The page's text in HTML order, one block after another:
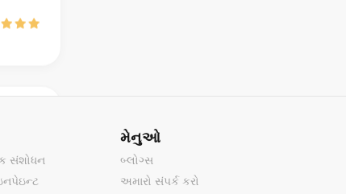
સંશોધન
મેનુઓ
બ્લોગ્સ
અમારો સંપર્ક કરો